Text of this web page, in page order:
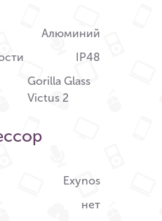
Алюминий
IP48
Gorilla Glass
Victus 2
Exynos
нет